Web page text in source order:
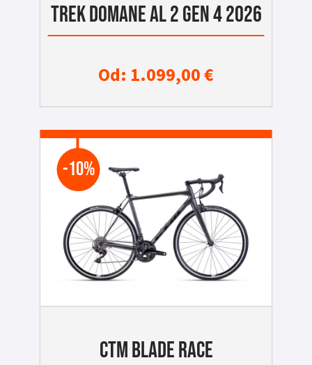
TREK DOMANE AL 2 GEN 4 2026
Od: 1.099,00€
-10%
CTM BLADE RACE